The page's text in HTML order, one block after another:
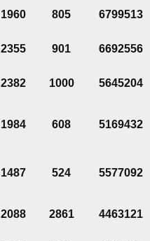
1960 805 6799513
2355 901 6692556
2382 1000 5645204
1984 608 5169432
1487 524 5577092
2088 2861 4463121